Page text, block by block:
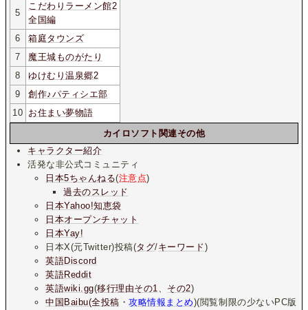
5
こだわりラーメン館2
全国編
6
箱庭タウンズ
7
魔王城ものがたり
8
ゆけむり温泉郷2
9
創作♪パティシエ部
10 お住まい夢物語
カイロソフト関連その他
キャラクター紹介
活発な非公式コミュニティ
日本5ちゃんねる(注意点)
過去のスレッド
日本Yahoo!知恵袋
日本オープンチャット
日本Yay!
日本X(元Twitter)投稿(タグ/キーワード)
英語Discord
英語Reddit
英語wiki.gg(移行理由その1、 その2)
中国Baibu(全投稿 ・攻略情報まとめ)(閲覧制限の少ないPC版